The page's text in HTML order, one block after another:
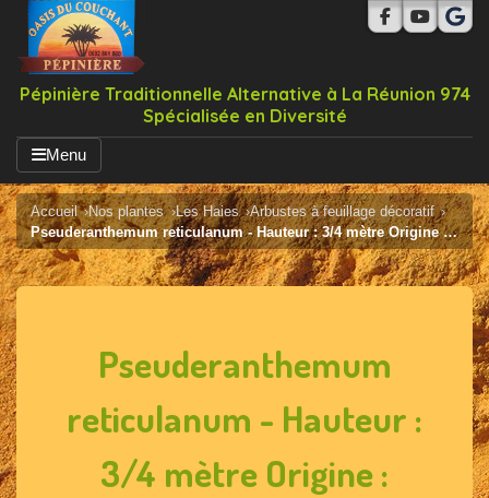
Pépinière Traditionnelle Alternative à La Réunion 974
Spécialisée en Diversité
Menu
Accueil Nos plantes Les Haies
Arbustes à feuillage décoratif
Pseuderanthemum reticulanum - Hauteur : 3/4 mètre Origine : Pacifique
Pseuderanthemum
reticulanum - Hauteur :
3/4 mètre Origine :